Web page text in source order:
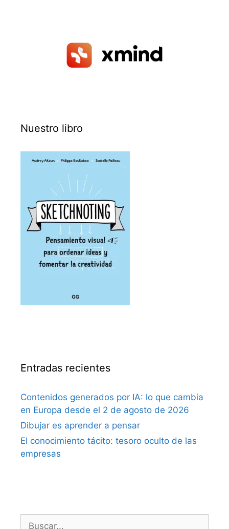
Nuestro libro
Entradas recientes
Contenidos generados por IA: lo que cambia
en Europa desde el 2 de agosto de 2026
Dibujar es aprender a pensar
El conocimiento tácito: tesoro oculto de las
empresas